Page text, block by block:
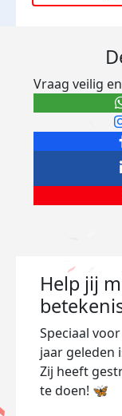
Vraag veilig
Help jij
Speciaal
jaar geleden
Zij heeft
te doen! 🦋